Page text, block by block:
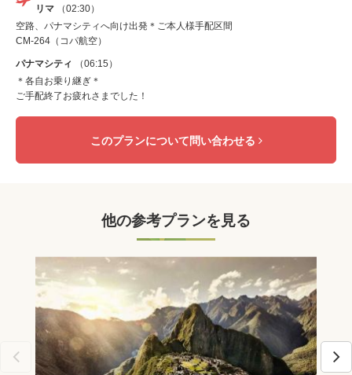
リマ
（02:30）
空路、パナマシティへ向け出発＊ご本人様手配区間
CM-264（コパ航空）
パナマシティ
（06:15）
＊各自お乗り継ぎ＊
ご手配終了お疲れさまでした！
このプランについて問い合わせる
他の参考プランを見る